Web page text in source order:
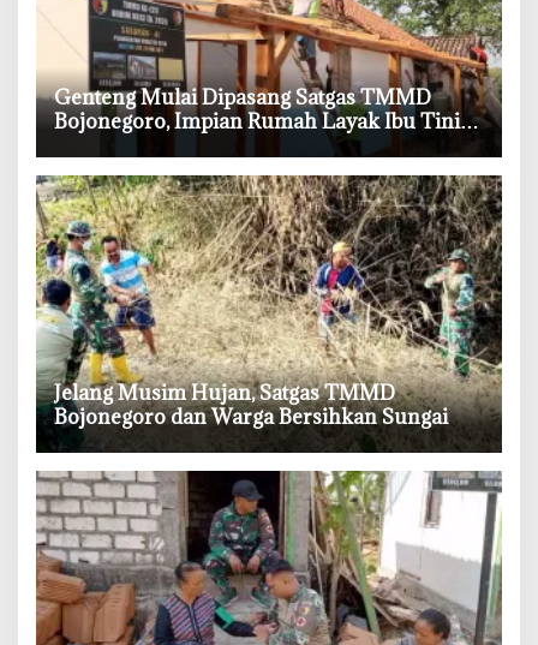
‎Genteng Mulai Dipasang Satgas TMMD
Bojonegoro, Impian Rumah Layak Ibu Tini
‎Jelang Musim Hujan, Satgas TMMD
Bojonegoro dan Warga Bersihkan Sungai